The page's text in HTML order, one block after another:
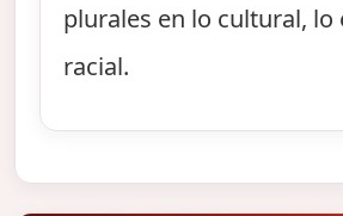
plurales en lo cultural, lo
racial.